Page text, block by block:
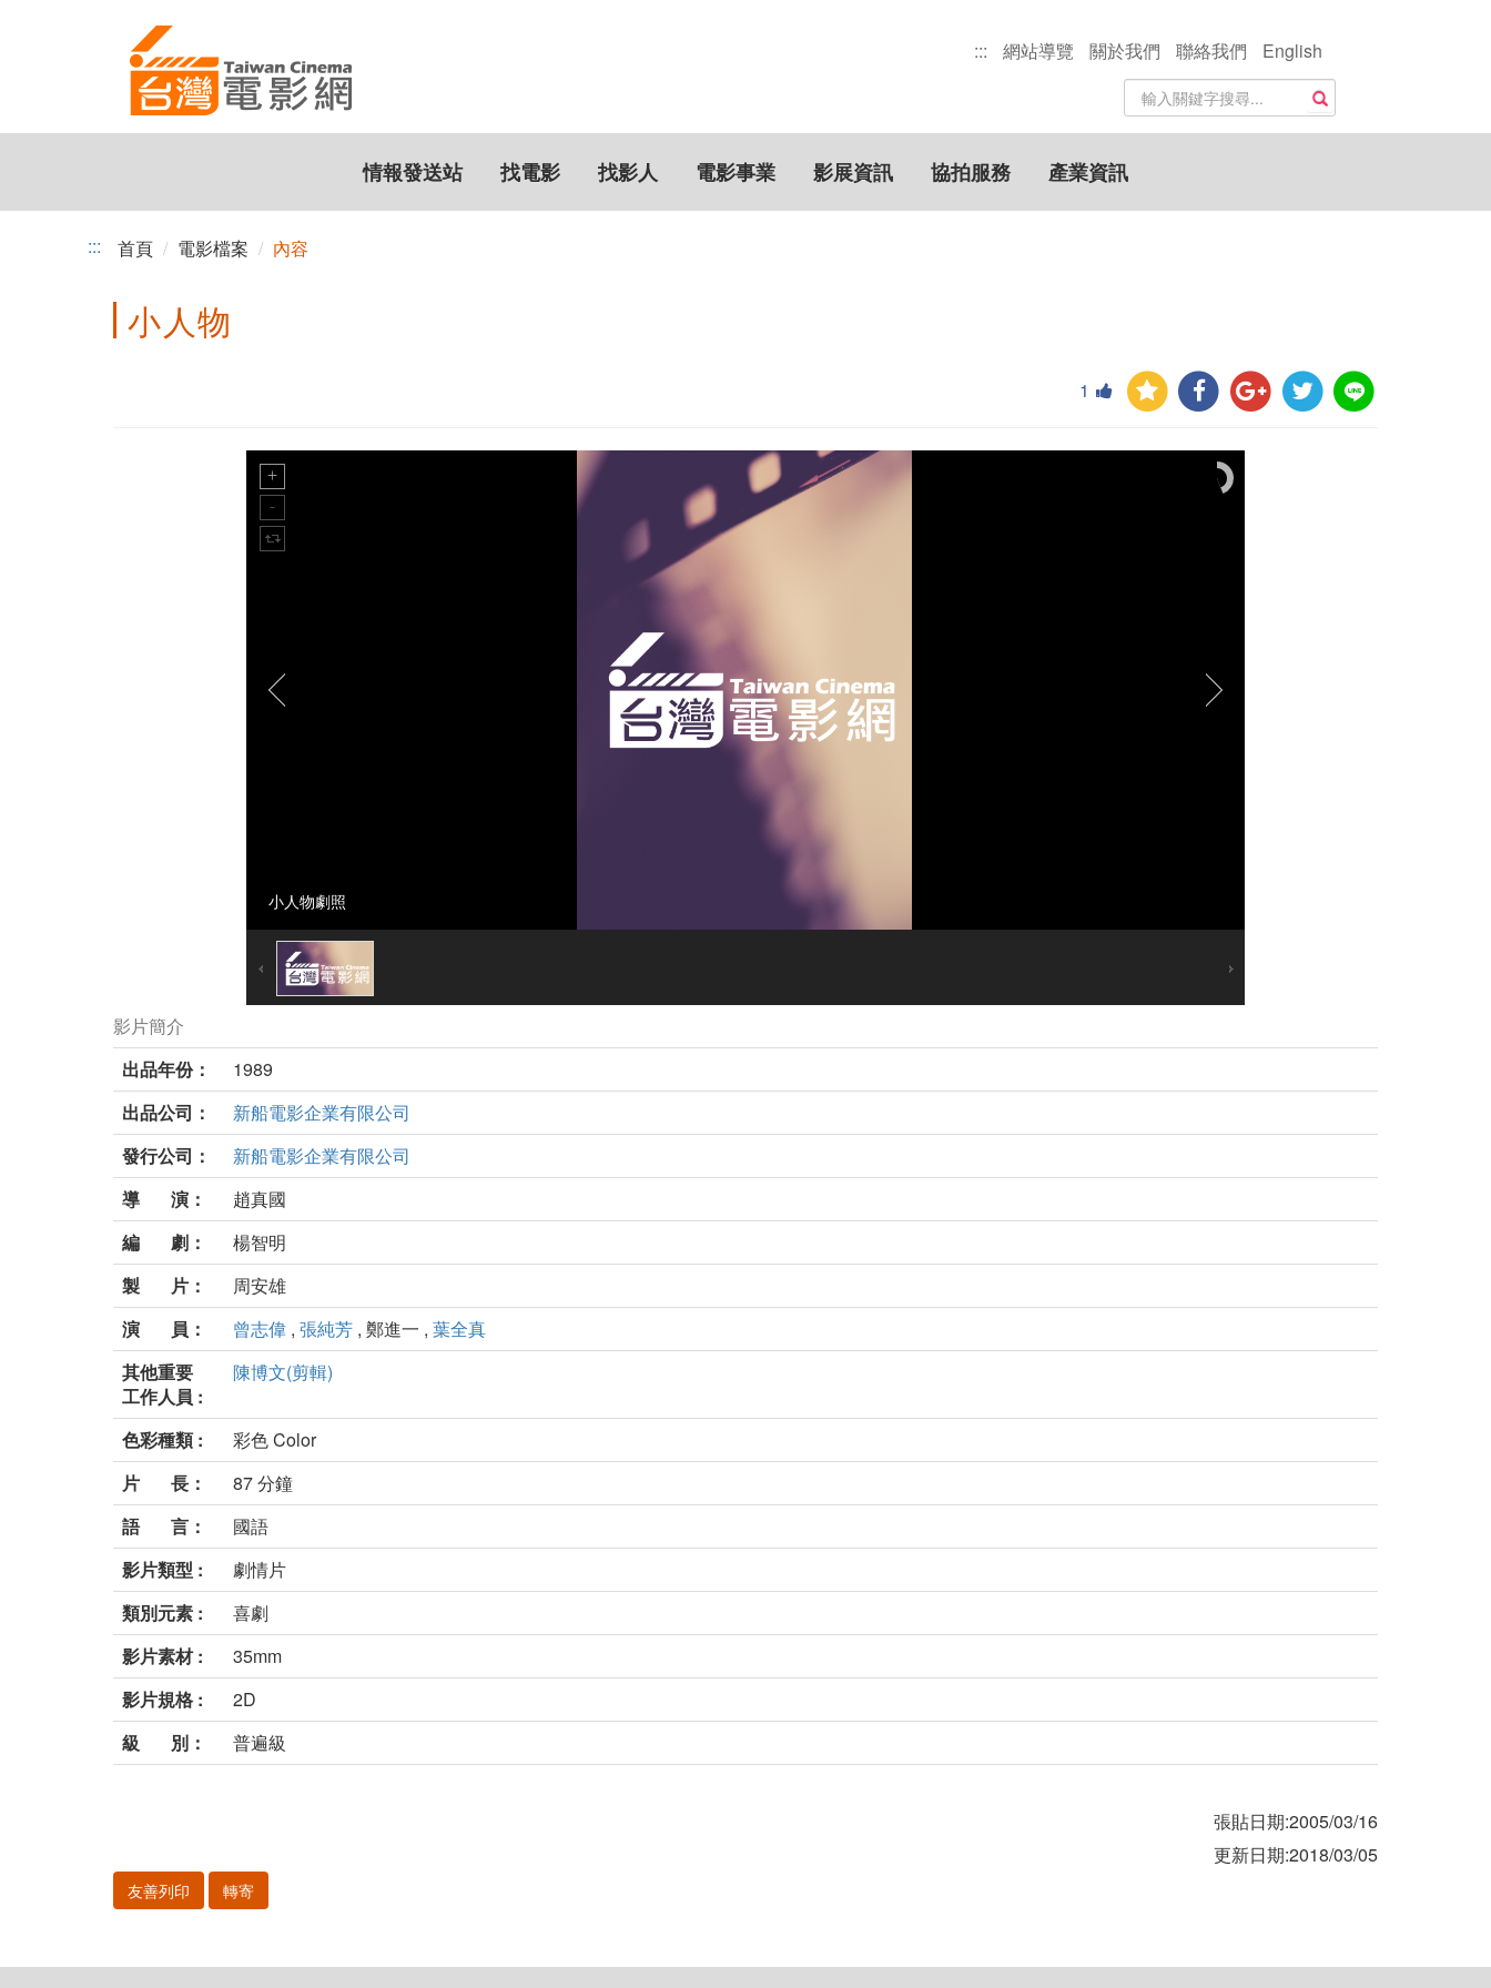
::: 網站導覽 關於我們 聯絡我們
English
站
內
搜
尋
關
鍵
搜尋
情報發送站 找電影 找影人 電影事業 影展資訊 協拍服務 產業資訊
::: 首頁 電影檔案 內容
小人物
1
小人物劇照
影片簡介
出品年份：
1989
出品公司：
新船電影企業有限公司
發行公司：
新船電影企業有限公司
導 演：
趙真國
編 劇：
楊智明
製 片：
周安雄
演 員：
曾志偉 , 張純芳 , 鄭進一 , 葉全真
其他重要
工作人員 :
陳博文(剪輯)
色彩種類 :
彩色 Color
片 長：
87 分鐘
語 言：
國語
影片類型 :
劇情片
類別元素 :
喜劇
影片素材 :
35mm
影片規格 :
2D
級 別：
普遍級
張貼日期:2005/03/16
更新日期:2018/03/05
友善列印 轉寄